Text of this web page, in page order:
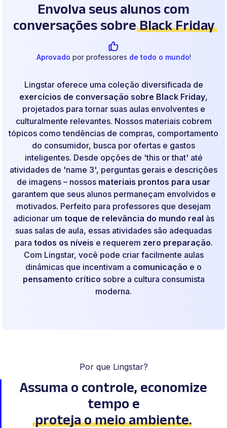
Envolva seus alunos com
conversações sobreBlack Friday
Aprovado por professores de todo o mundo!
Lingstar oferece uma coleção diversificada de
exercícios de conversação sobre Black Friday,
projetados para tornar suas aulas envolventes e
culturalmente relevantes. Nossos materiais cobrem
tópicos como tendências de compras, comportamento
do consumidor, busca por ofertas e gastos
inteligentes. Desde opções de 'this or that' até
atividades de 'name 3', perguntas gerais e descrições
de imagens – nossos materiais prontos para usar
garantem que seus alunos permaneçam envolvidos e
motivados. Perfeito para professores que desejam
adicionar um toque de relevância do mundo real às
suas salas de aula, essas atividades são adequadas
para todos os níveis e requerem zero preparação.
Com Lingstar, você pode criar facilmente aulas
dinâmicas que incentivam a comunicação e o
pensamento crítico sobre a cultura consumista
moderna.
Por que Lingstar?
Assuma o controle, economize
tempo e
proteja o meio ambiente.